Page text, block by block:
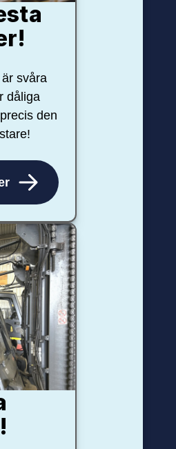
svåra
dåliga
den